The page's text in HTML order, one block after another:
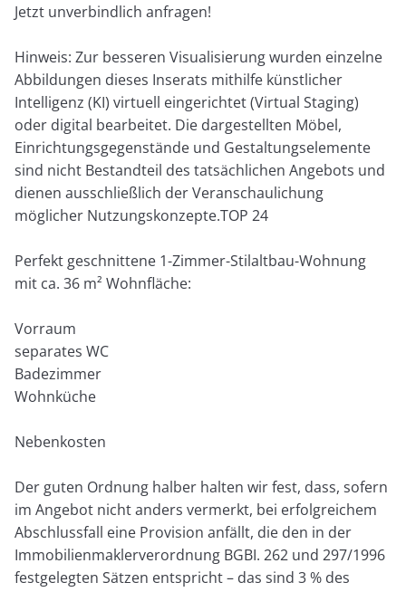
Jetzt unverbindlich anfragen!
Hinweis: Zur besseren Visualisierung wurden einzelne
Abbildungen dieses Inserats mithilfe künstlicher
Intelligenz (KI) virtuell eingerichtet (Virtual Staging)
oder digital bearbeitet. Die dargestellten Möbel,
Einrichtungsgegenstände und Gestaltungselemente
sind nicht Bestandteil des tatsächlichen Angebots und
dienen ausschließlich der Veranschaulichung
möglicher Nutzungskonzepte.TOP 24
Perfekt geschnittene 1-Zimmer-Stilaltbau-Wohnung
mit ca. 36 m² Wohnfläche:
Vorraum
separates WC
Badezimmer
Wohnküche
Nebenkosten
Der guten Ordnung halber halten wir fest, dass, sofern
im Angebot nicht anders vermerkt, bei erfolgreichem
Abschlussfall eine Provision anfällt, die den in der
Immobilienmaklerverordnung BGBI. 262 und 297/1996
festgelegten Sätzen entspricht – das sind 3 % des